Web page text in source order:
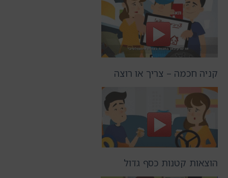
קניה חכמה – צריך או רוצה
הוצאות קטנות כסף גדול